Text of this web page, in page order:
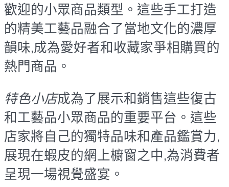
歡迎的小眾商品類型。這些手工打造
的精美工藝品融合了當地文化的濃厚
韻味,成為愛好者和收藏家爭相購買的
熱門商品。
特色小店成為了展示和銷售這些復古
和工藝品小眾商品的重要平台。這些
店家將自己的獨特品味和產品鑑賞力,
展現在蝦皮的網上櫥窗之中,為消費者
呈現一場視覺盛宴。